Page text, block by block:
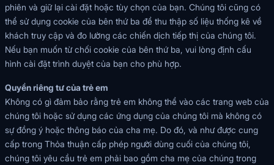
phiên và giữ lại cài đặt hoặc tùy chọn của bạn. Chúng tôi cũng có
thể sử dụng cookie của bên thứ ba để thu thập số liệu thống kê về
khách truy cập và đo lường các chiến dịch tiếp thị của chúng tôi.
Nếu bạn muốn từ chối cookie của bên thứ ba, vui lòng định cấu
hình cài đặt trình duyệt của bạn cho phù hợp.
Quyền riêng tư của trẻ em
Không có gì đảm bảo rằng trẻ em không thể vào các trang web của
chúng tôi hoặc sử dụng các ứng dụng của chúng tôi mà không có
sự đồng ý hoặc thông báo của cha mẹ. Do đó, và như được cung
cấp trong Thỏa thuận cấp phép người dùng cuối của chúng tôi,
chúng tôi yêu cầu trẻ em phải bao gồm cha mẹ của chúng trong